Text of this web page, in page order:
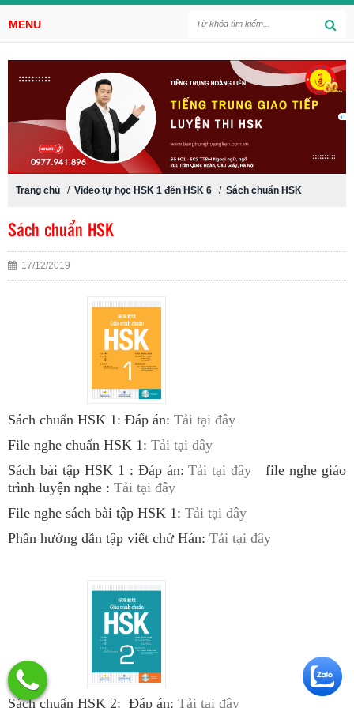
Trang chủ / Video tự học HSK 1 đến HSK 6 / Sách chuẩn HSK
Sách chuẩn HSK
17/12/2019
Sách chuẩn HSK 1: Đáp án: Tải tại đây
File nghe chuẩn HSK 1: Tải tại đây
Sách bài tập HSK 1 : Đáp án:Tải tại đây file nghe giáo
trình luyện nghe : Tải tại đây
File nghe sách bài tập HSK 1: Tải tại đây
Phần hướng dẫn tập viết chứ Hán: Tải tại đây
Sách chuẩn HSK 2: Đáp án: Tải tại đây